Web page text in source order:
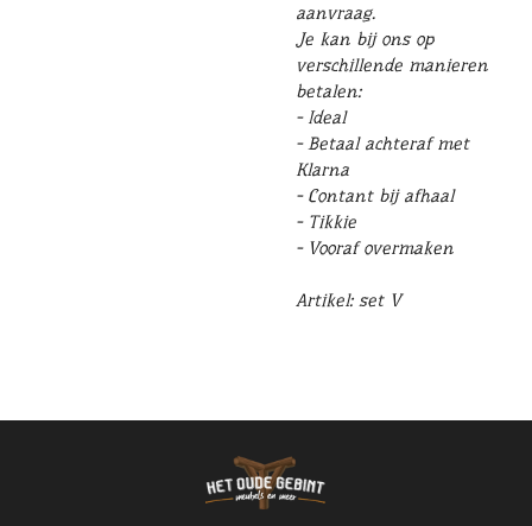
aanvraag.
Je kan bij ons op
verschillende manieren
betalen:
- Ideal
- Betaal achteraf met
Klarna
- Contant bij afhaal
- Tikkie
- Vooraf overmaken
Artikel: set V